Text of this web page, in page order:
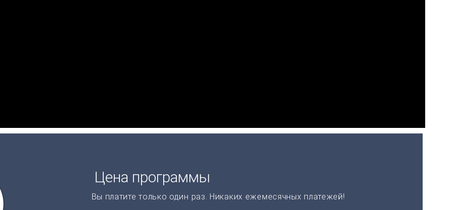
Цена программы
Вы платите только один раз. Никаких ежемесячных платежей!